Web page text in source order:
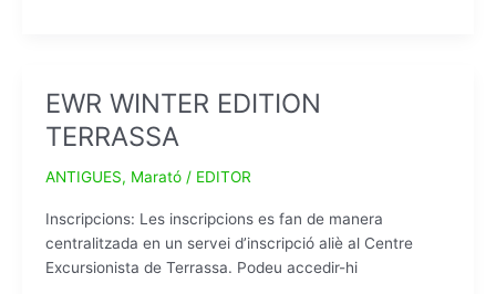
EWR WINTER EDITION
TERRASSA
ANTIGUES, Marató/ EDITOR
Inscripcions: Les inscripcions es fan de manera
centralitzada en un servei d’inscripció aliè al Centre
Excursionista de Terrassa. Podeu accedir-hi